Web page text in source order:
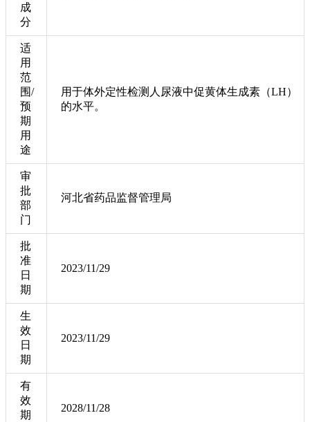
成
分
适
用
范
围/
预
期
用
途
用于体外定性检测人尿液中促黄体生成素（LH）
的水平。
审
批
部
门
河北省药品监督管理局
批
准
日
期
2023/11/29
生
效
日
期
2023/11/29
有
效
期
2028/11/28